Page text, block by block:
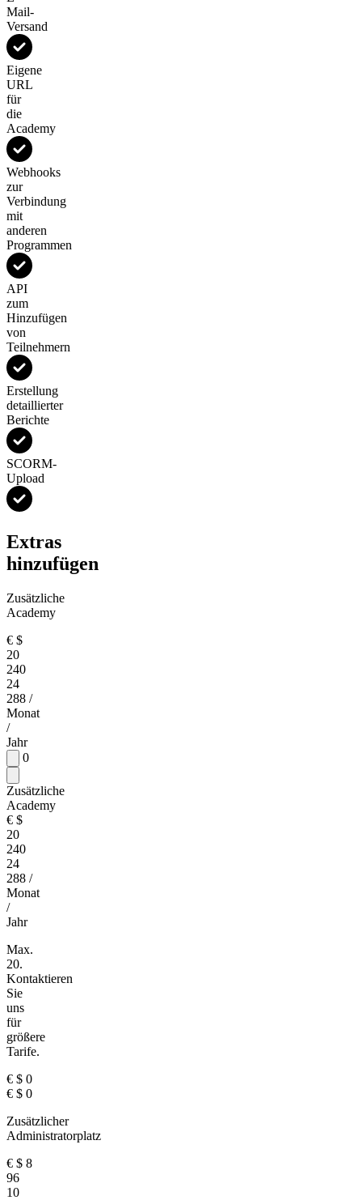
Mail-
Versand
Eigene
URL
für
die
Academy
Webhooks
zur
Verbindung
mit
anderen
Programmen
API
zum
Hinzufügen
von
Teilnehmern
Erstellung
detaillierter
Berichte
SCORM-
Upload
Extras
hinzufügen
Zusätzliche
Academy
€ $
20
240
24
288 /
Monat
/
Jahr
0
Zusätzliche
Academy
€ $
20
240
24
288 /
Monat
/
Jahr
Max.
20.
Kontaktieren
Sie
uns
für
größere
Tarife.
€ $ 0
€ $ 0
Zusätzlicher
Administratorplatz
€ $ 8
96
10